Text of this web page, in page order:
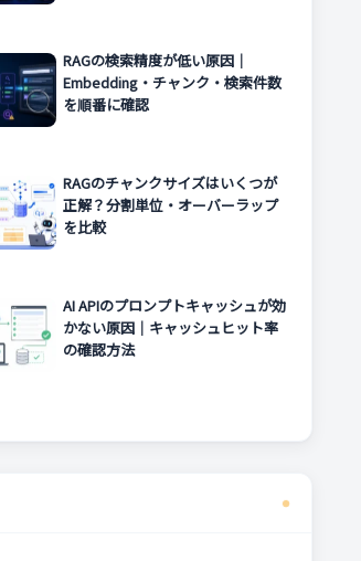
RAGの検索精度が低い原因｜
Embedding・チャンク・検索件数
を順番に確認
RAGのチャンクサイズはいくつが
正解？分割単位・オーバーラップ
を比較
AI APIのプロンプトキャッシュが効
かない原因｜キャッシュヒット率
の確認方法